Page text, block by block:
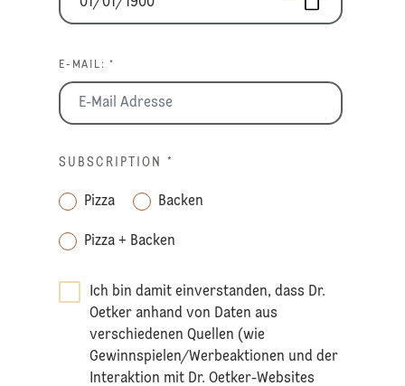
E-MAIL: *
SUBSCRIPTION *
Pizza Backen
Pizza + Backen
Ich bin damit einverstanden, dass Dr.
Oetker anhand von Daten aus
verschiedenen Quellen (wie
Gewinnspielen/Werbeaktionen und der
Interaktion mit Dr. Oetker-Websites